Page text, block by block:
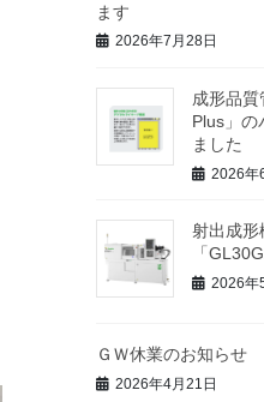
ます
2026年7月28日
成形品
Plus」の
ました
2026年
射出成形
「
2026年
ＧＷ休業のお知らせ
2026年4月21日